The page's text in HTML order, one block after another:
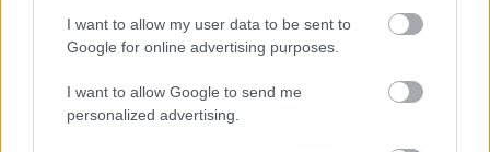
I want to allow my user data to be sent to
Google for online advertising purposes.
I want to allow Google to send me
personalized advertising.
hagyományos régi házakon túl.